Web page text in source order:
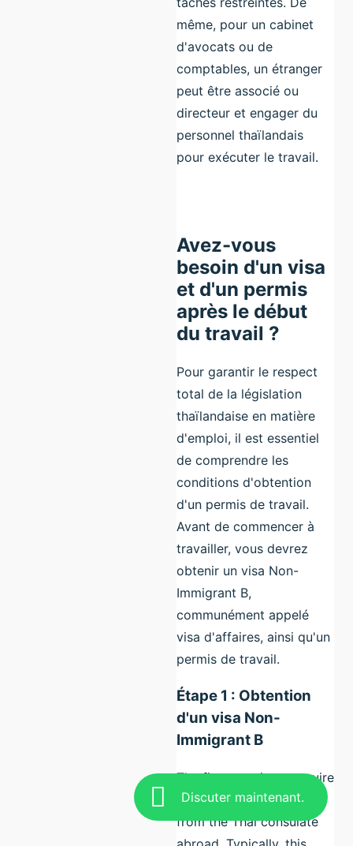
même, pour un cabinet
d'avocats ou de
comptables, un étranger
peut être associé ou
directeur et engager du
personnel thaïlandais
pour exécuter le travail.
Avez-vous
besoin d'un visa
et d'un permis
après le début
du travail ?
Pour garantir le respect
total de la législation
thaïlandaise en matière
d'emploi, il est essentiel
de comprendre les
conditions d'obtention
d'un permis de travail.
Avant de commencer à
travailler, vous devrez
obtenir un visa Non-
Immigrant B,
communément appelé
visa d'affaires, ainsi qu'un
permis de travail.
Étape 1 : Obtention
d'un visa Non-
Immigrant B
The first step is to acquire
a Non-Immigrant B visa
from the Thai consulate
Discuter maintenant.